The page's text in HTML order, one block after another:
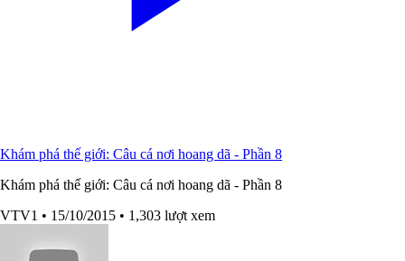
Khám phá thế giới: Câu cá nơi hoang dã - Phần 8
Khám phá thế giới: Câu cá nơi hoang dã - Phần 8
VTV1 • 15/10/2015 • 1,303 lượt xem